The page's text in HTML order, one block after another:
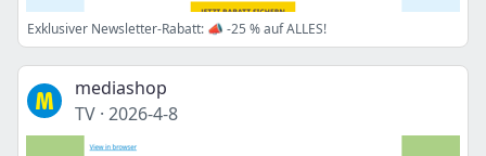
Exklusiver Newsletter-Rabatt: 📣 -25 % auf ALLES!
mediashop
TV · 2026-4-8